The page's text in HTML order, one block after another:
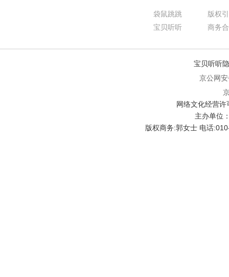
袋鼠跳跳
宝贝听听
版权
商务
宝贝听听
京公网
网络文化经营
主办单位
版权商务:郭女士 电话